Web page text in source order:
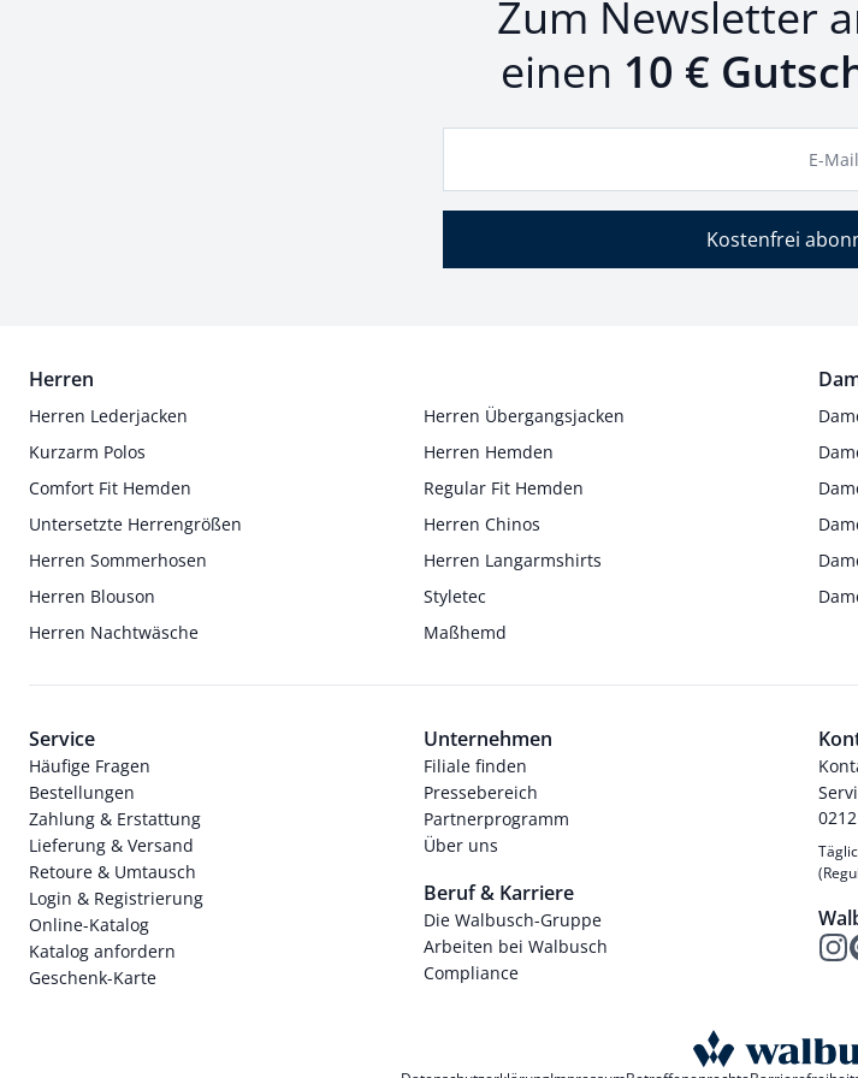
Zum Newsletter
einen 10 €
E-
Kostenfrei
Herren
Herren Lederjacken
Herren Übergangsjacken
Kurzarm Polos
Herren Hemden
Comfort Fit Hemden
Regular Fit Hemden
Untersetzte Herrengrößen
Herren Chinos
Herren Sommerhosen
Herren Langarmshirts
Herren Blouson
Styletec
Herren Nachtwäsche
Maßhemd
Service
Häufige Fragen
Bestellungen
Zahlung & Erstattung
Lieferung & Versand
Retoure & Umtausch
Login & Registrierung
Online-Katalog
Katalog anfordern
Geschenk-Karte
Unternehmen
Filiale finden
Pressebereich
Partnerprogramm
Über uns
Beruf & Karriere
Die Walbusch-Gruppe
Arbeiten bei Walbusch
Compliance